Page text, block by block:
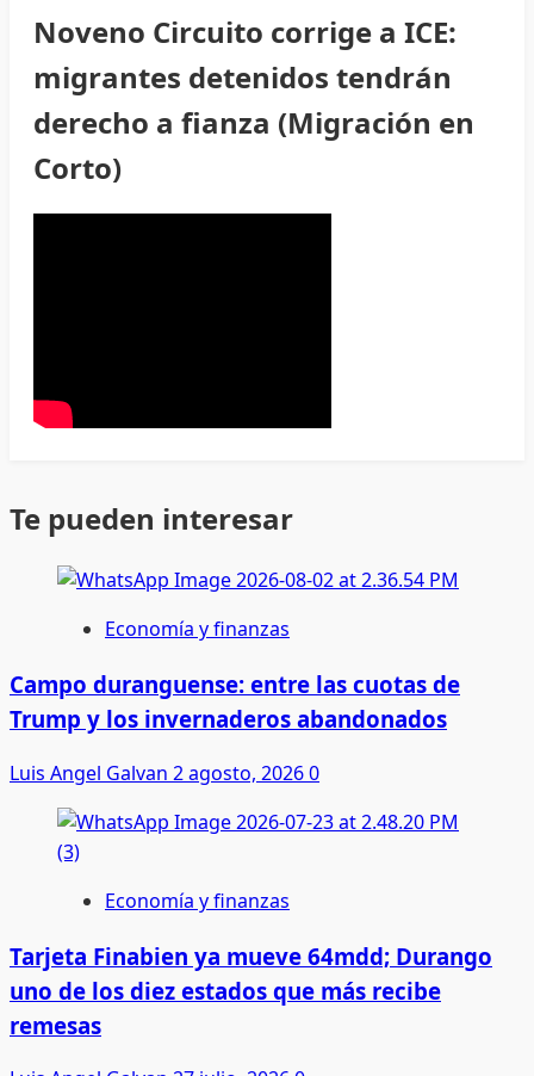
Noveno Circuito corrige a ICE:
migrantes detenidos tendrán
derecho a fianza (Migración en
Corto)
Te pueden interesar
Economía y finanzas
Campo duranguense: entre las cuotas de
Trump y los invernaderos abandonados
Luis Angel Galvan 2 agosto, 20260
Economía y finanzas
Tarjeta Finabien ya mueve 64mdd; Durango
uno de los diez estados que más recibe
remesas